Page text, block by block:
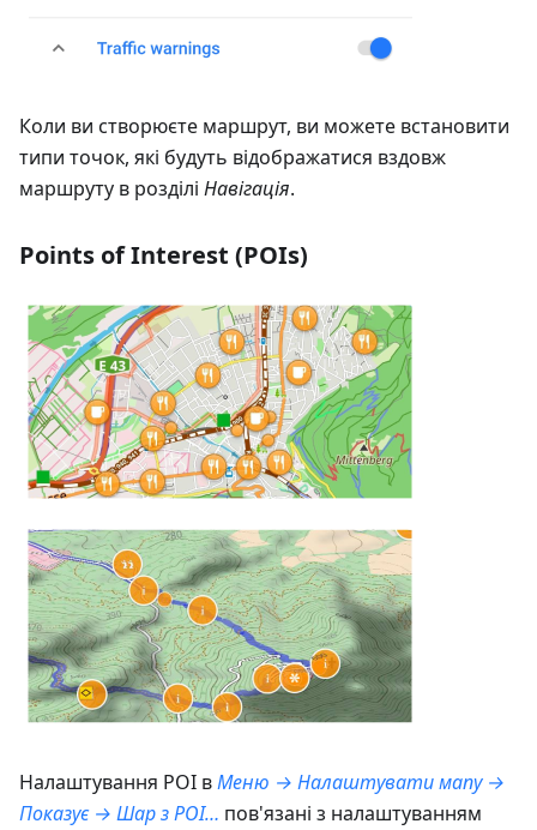
Коли ви створюєте маршрут, ви можете встановити
типи точок, які будуть відображатися вздовж
маршруту в розділі Навігація.
Points of Interest (POIs)
Налаштування POI вМеню → Налаштувати мапу →
Показує → Шар з POI… пов'язані з налаштуванням